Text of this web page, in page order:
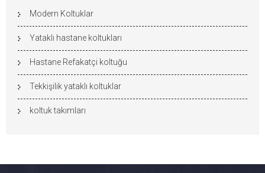
Modern Koltuklar
Yataklı hastane koltukları
Hastane Refakatçi koltuğu
Tekkişilik yataklı koltuklar
koltuk takımları